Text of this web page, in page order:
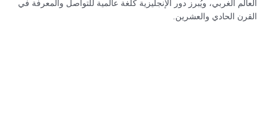
العالم الغربي، ويُبرز دور الإنجليزية كلغة عالمية للتواصل والمعرفة في
القرن الحادي والعشرين.